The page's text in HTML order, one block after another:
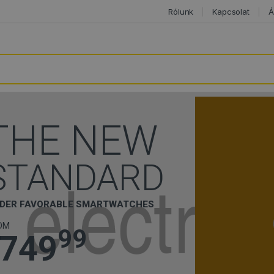
Rólunk Kapcsolat
NEW
FAVORABLE SMARTWATCHES
74999